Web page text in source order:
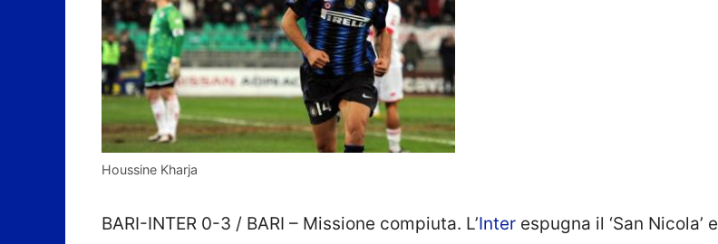
Houssine Kharja
BARI-INTER 0-3 / BARI – Missione compiuta. L’Inter espugna il ‘San Nicola’ e